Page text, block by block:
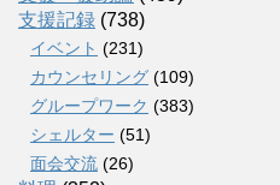
支援記録 (738)
イベント (231)
カウンセリング (109)
グループワーク (383)
シェルター (51)
面会交流 (26)